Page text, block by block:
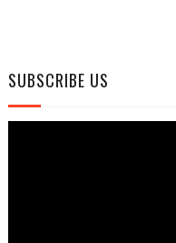
SUBSCRIBE US